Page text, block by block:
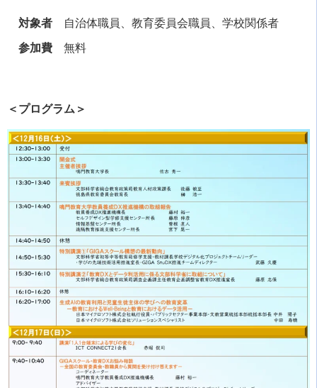
対象者 自治体職員、教育委員会職員、学校関係者
参加費 無料
＜プログラム＞